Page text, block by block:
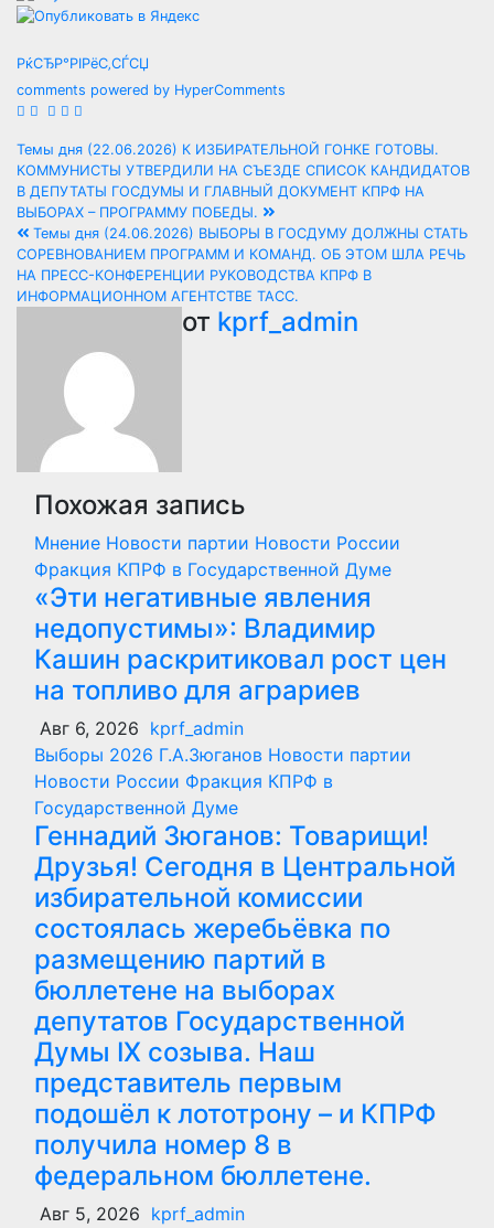
РќСЂР°РІРёС‚СЃСЏ
comments powered by HyperComments
Навигация
по
записям
Темы дня (22.06.2026) К ИЗБИРАТЕЛЬНОЙ ГОНКЕ ГОТОВЫ.
КОММУНИСТЫ УТВЕРДИЛИ НА СЪЕЗДЕ СПИСОК КАНДИДАТОВ
В ДЕПУТАТЫ ГОСДУМЫ И ГЛАВНЫЙ ДОКУМЕНТ КПРФ НА
ВЫБОРАХ – ПРОГРАММУ ПОБЕДЫ.
Темы дня (24.06.2026) ВЫБОРЫ В ГОСДУМУ ДОЛЖНЫ СТАТЬ
СОРЕВНОВАНИЕМ ПРОГРАММ И КОМАНД. ОБ ЭТОМ ШЛА РЕЧЬ
НА ПРЕСС-КОНФЕРЕНЦИИ РУКОВОДСТВА КПРФ В
ИНФОРМАЦИОННОМ АГЕНТСТВЕ ТАСС.
от kprf_admin
Похожая запись
Мнение Новости партии Новости России
Фракция КПРФ в Государственной Думе
«Эти негативные явления
недопустимы»: Владимир
Кашин раскритиковал рост цен
на топливо для аграриев
Авг 6, 2026 kprf_admin
Выборы 2026 Г.А.Зюганов Новости партии
Новости России Фракция КПРФ в
Государственной Думе
Геннадий Зюганов: Товарищи!
Друзья! Сегодня в Центральной
избирательной комиссии
состоялась жеребьёвка по
размещению партий в
бюллетене на выборах
депутатов Государственной
Думы IX созыва. Наш
представитель первым
подошёл к лототрону – и КПРФ
получила номер 8 в
федеральном бюллетене.
Авг 5, 2026 kprf_admin